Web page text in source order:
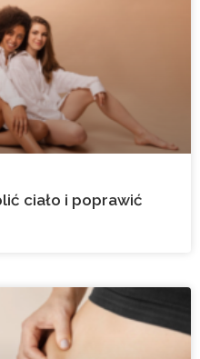
ciało i poprawić